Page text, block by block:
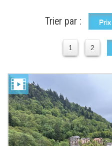
Trier par : Prix
1 2